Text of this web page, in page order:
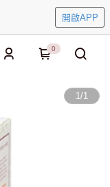
開啟APP
0
1/1